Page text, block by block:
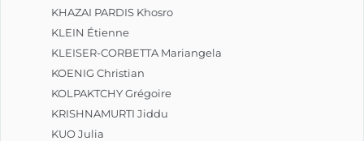
KHAZAI PARDIS Khosro
KLEIN Étienne
KLEISER-CORBETTA Mariangela
KOENIG Christian
KOLPAKTCHY Grégoire
KRISHNAMURTI Jiddu
KUO Julia